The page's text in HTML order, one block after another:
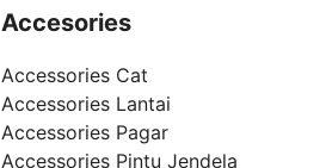
Accesories
Accessories Cat
Accessories Lantai
Accessories Pagar
Accessories Pintu Jendela